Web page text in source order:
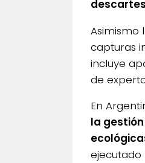
Asimismo
capturas
incluye
de
En
la
ejecutado